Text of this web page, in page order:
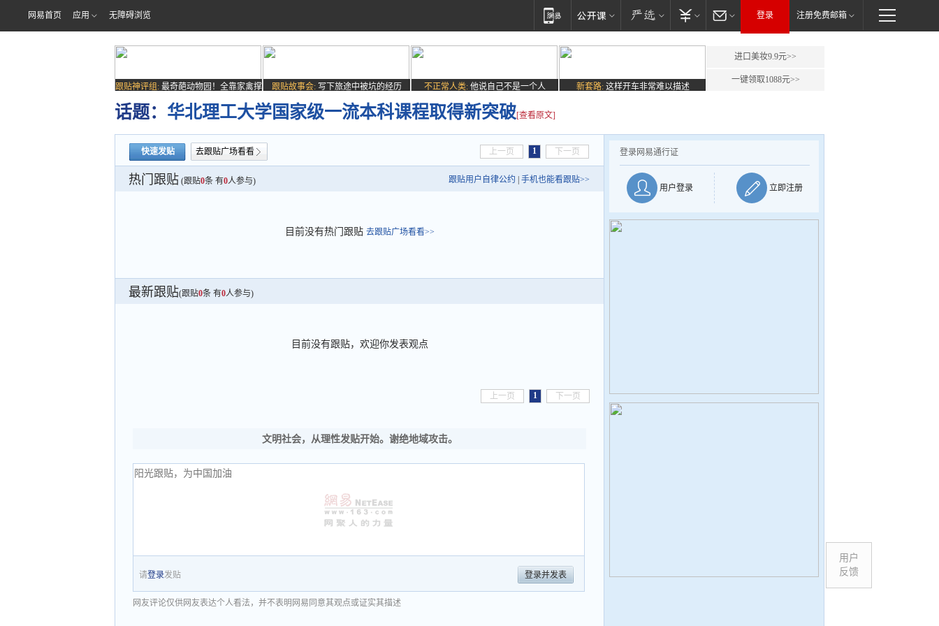
网易首页 应用 无障碍浏览 登录 注册免费邮箱
跟贴神评组: 最奇葩动物园！全靠家禽撑
场子
跟贴故事会: 写下旅途中被坑的经历 不正常人类: 他说自己不是一个人 新套路: 这样开车非常难以描述
进口美妆9.9元>>
一键领取1088元>>
话题： 华北理工大学国家级一流本科课程取得新突破[查看原文]
快速发贴 去跟贴广场看看 上一页 1 下一页
热门跟贴 (跟贴0条 有0人参与) 跟贴用户自律公约 手机也能看跟贴>>
目前没有热门跟贴 去跟贴广场看看>>
最新跟贴(跟贴0条 有0人参与)
目前没有跟贴，欢迎你发表观点
上一页 1 下一页
文明社会，从理性发贴开始。谢绝地域攻击。
请登录发贴 登录并发表
网友评论仅供网友表达个人看法，并不表明网易同意其观点或证实其描述
登录网易通行证
用户登录 立即注册
用户
反馈